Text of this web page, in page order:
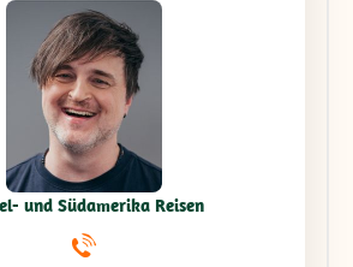
und Südamerika Reisen